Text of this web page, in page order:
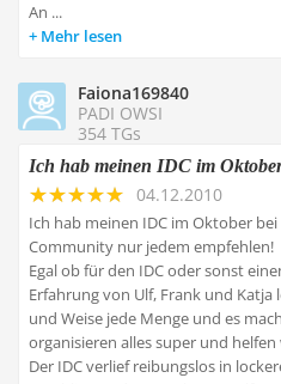
An ...
Mehr lesen
Faiona169840
PADI OWSI
354 TGs
Ich hab meinen IDC im
04.12.2010
Ich hab meinen IDC im Oktober
Community nur jedem empfehlen!
Egal ob für den IDC oder sonst
Erfahrung von Ulf, Frank und
und Weise jede Menge und es
organisieren alles super und
Der IDC verlief reibungslos in